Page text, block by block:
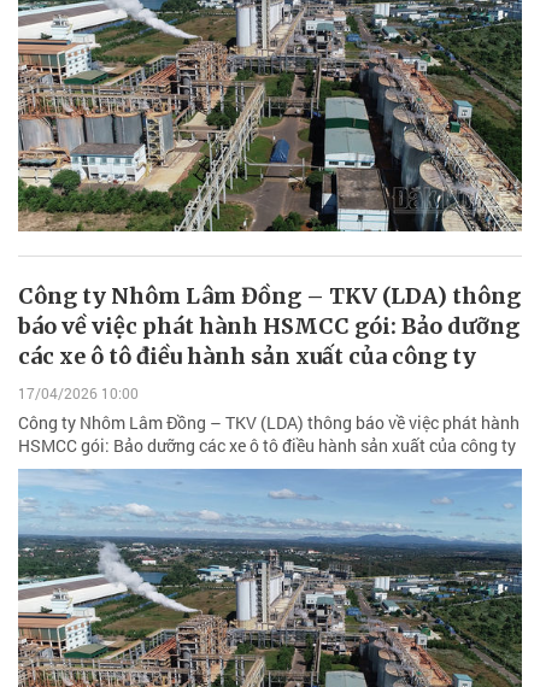
Công ty Nhôm Lâm Đồng – TKV (LDA) thông
báo về việc phát hành HSMCC gói: Bảo dưỡng
các xe ô tô điều hành sản xuất của công ty
17/04/2026 10:00
Công ty Nhôm Lâm Đồng – TKV (LDA) thông báo về việc phát hành
HSMCC gói: Bảo dưỡng các xe ô tô điều hành sản xuất của công ty